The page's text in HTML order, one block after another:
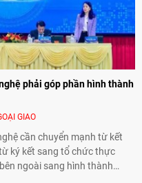
phải góp phần hình thành
GIAO
cần chuyển mạnh từ kết
ký kết sang tổ chức thực
ngoài sang hình thành